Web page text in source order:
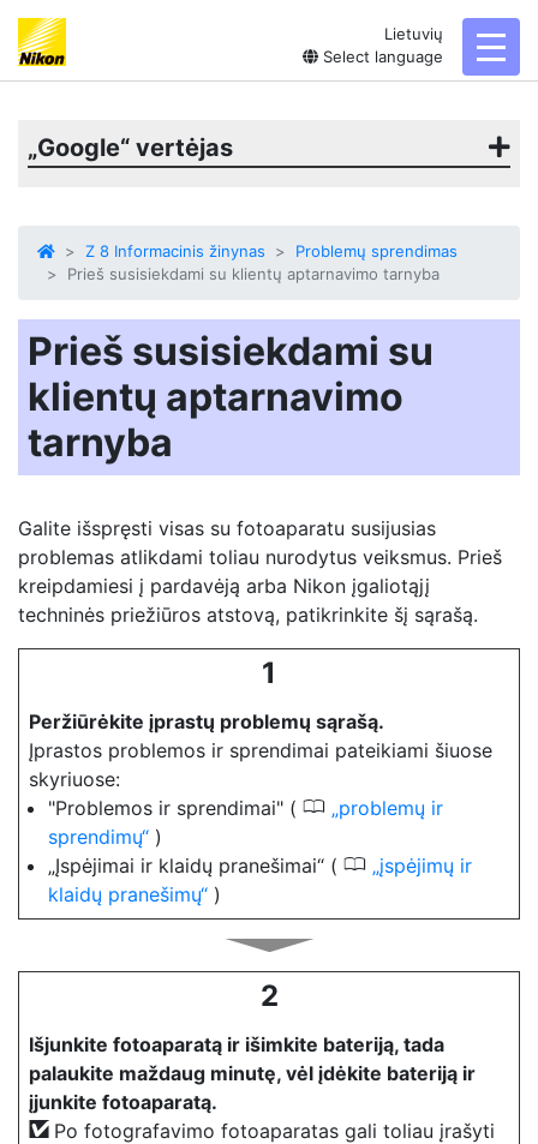
Lietuvių
Select language
„Google“ vertėjas
Z 8 Informacinis žinynas
Problemų sprendimas
Prieš susisiekdami su klientų aptarnavimo tarnyba
Prieš susisiekdami su
klientų aptarnavimo
tarnyba
Galite išspręsti visas su fotoaparatu susijusias
problemas atlikdami toliau nurodytus veiksmus. Prieš
kreipdamiesi į pardavėją arba Nikon įgaliotąjį
techninės priežiūros atstovą, patikrinkite šį sąrašą.
1
Peržiūrėkite įprastų problemų sąrašą.
Įprastos problemos ir sprendimai pateikiami šiuose
skyriuose:
"Problemos ir sprendimai" ( 0 problemų ir
sprendimų )
„Įspėjimai ir klaidų pranešimai“ ( 0 įspėjimų ir
klaidų pranešimų )
2
Išjunkite fotoaparatą ir išimkite bateriją, tada
palaukite maždaug minutę, vėl įdėkite bateriją ir
įjunkite fotoaparatą.
Po fotografavimo fotoaparatas gali toliau įrašyti